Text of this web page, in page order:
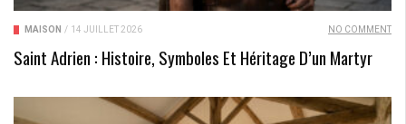
MAISON / 14 JUILLET 2026 NO COMMENT
Saint Adrien : Histoire, Symboles Et Héritage D’un Martyr